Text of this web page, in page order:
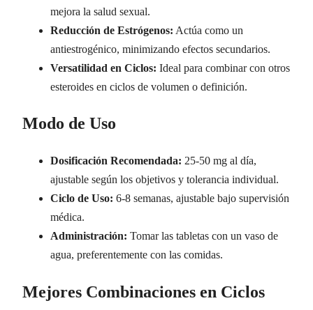
mejora la salud sexual.
Reducción de Estrógenos: Actúa como un
antiestrogénico, minimizando efectos secundarios.
Versatilidad en Ciclos: Ideal para combinar con otros
esteroides en ciclos de volumen o definición.
Modo de Uso
Dosificación Recomendada: 25-50 mg al día,
ajustable según los objetivos y tolerancia individual.
Ciclo de Uso: 6-8 semanas, ajustable bajo supervisión
médica.
Administración: Tomar las tabletas con un vaso de
agua, preferentemente con las comidas.
Mejores Combinaciones en Ciclos